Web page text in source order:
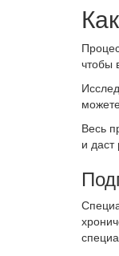
чтобы
Весь
и даст